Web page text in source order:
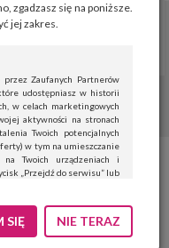
zgadzasz się na poniższe.
jej zakres.
Zaufanych Partnerów
udostępniasz w historii
w celach marketingowych
aktywności na stronach
Twoich potencjalnych
w tym na umieszczanie
Twoich urządzeniach i
„Przejdź do serwisu” lub
zakres zgody, w tym
SIĘ NIE TERAZ
higiena